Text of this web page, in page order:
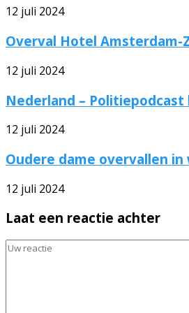
12 juli 2024
Overval Hotel
12 juli 2024
Nederland –
12 juli 2024
Oudere dame overvallen in
12 juli 2024
Laat een reactie achter